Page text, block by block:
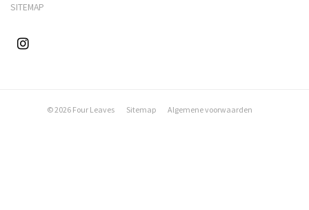
SITEMAP
© 2026 Four Leaves Sitemap Algemene voorwaarden